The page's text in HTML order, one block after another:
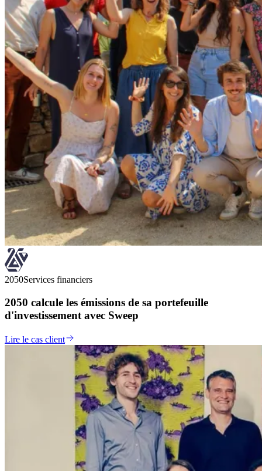
2050Services financiers
2050 calcule les émissions de sa portefeuille
d'investissement avec Sweep
Lire le cas client